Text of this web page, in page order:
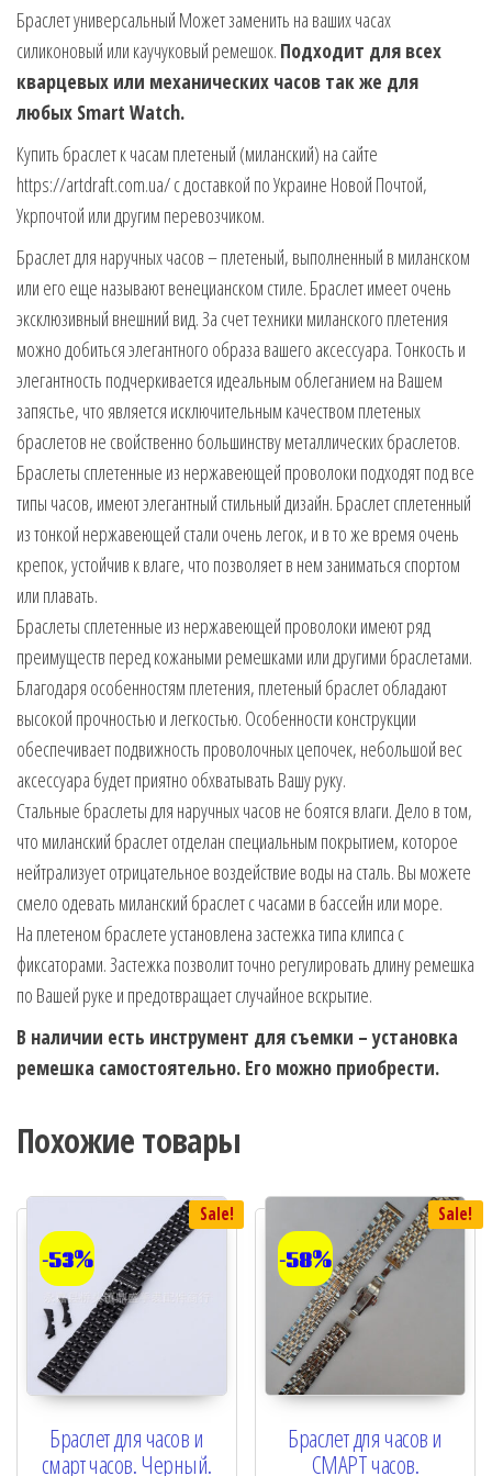
Браслет универсальный Может заменить на ваших часах
силиконовый или каучуковый ремешок. Подходит для всех
кварцевых или механических часов так же для
любых Smart Watch.
Купить браслет к часам плетеный (миланский) на сайте
https://artdraft.com.ua/ с доставкой по Украине Новой Почтой,
Укрпочтой или другим перевозчиком.
Браслет для наручных часов – плетеный, выполненный в миланском
или его еще называют венецианском стиле. Браслет имеет очень
эксклюзивный внешний вид. За счет техники миланского плетения
можно добиться элегантного образа вашего аксессуара. Тонкость и
элегантность подчеркивается идеальным облеганием на Вашем
запястье, что является исключительным качеством плетеных
браслетов не свойственно большинству металлических браслетов.
Браслеты сплетенные из нержавеющей проволоки подходят под все
типы часов, имеют элегантный стильный дизайн. Браслет сплетенный
из тонкой нержавеющей стали очень легок, и в то же время очень
крепок, устойчив к влаге, что позволяет в нем заниматься спортом
или плавать.
Браслеты сплетенные из нержавеющей проволоки имеют ряд
преимуществ перед кожаными ремешками или другими браслетами.
Благодаря особенностям плетения, плетеный браслет обладают
высокой прочностью и легкостью. Особенности конструкции
обеспечивает подвижность проволочных цепочек, небольшой вес
аксессуара будет приятно обхватывать Вашу руку.
Стальные браслеты для наручных часов не боятся влаги. Дело в том,
что миланский браслет отделан специальным покрытием, которое
нейтрализует отрицательное воздействие воды на сталь. Вы можете
смело одевать миланский браслет с часами в бассейн или море.
На плетеном браслете установлена застежка типа клипса с
фиксаторами. Застежка позволит точно регулировать длину ремешка
по Вашей руке и предотвращает случайное вскрытие.
В наличии есть инструмент для съемки – установка
ремешка самостоятельно. Его можно приобрести.
Похожие товары
Sale!
-53%
Браслет для часов и
смарт часов. Черный.
Sale!
-58%
Браслет для часов и
СМАРТ часов.